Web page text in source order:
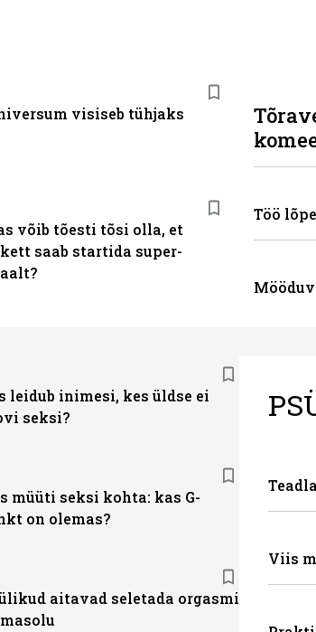
visiseb tühjaks
Töö
võib tõesti tõsi olla, et
saab startida super-
leidub inimesi, kes üldse ei
seksi?
müüti seksi kohta: kas G-
on olemas?
aitavad seletada orgasmi
Viis